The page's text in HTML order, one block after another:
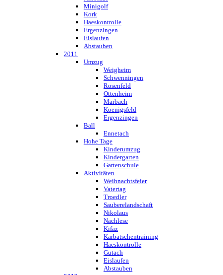
Minigolf
Kork
Haeskontrolle
Ergenzingen
Eislaufen
Abstauben
2011
Umzug
Weigheim
Schwenningen
Rosenfeld
Ottenheim
Marbach
Koenigsfeld
Ergenzingen
Ball
Ennetach
Hohe Tage
Kinderumzug
Kindergarten
Gartenschule
Aktivitäten
Weihnachtsfeier
Vatertag
Troedler
Sauberelandschaft
Nikolaus
Nachlese
Kifaz
Karbatschentraining
Haeskontrolle
Gutach
Eislaufen
Abstauben